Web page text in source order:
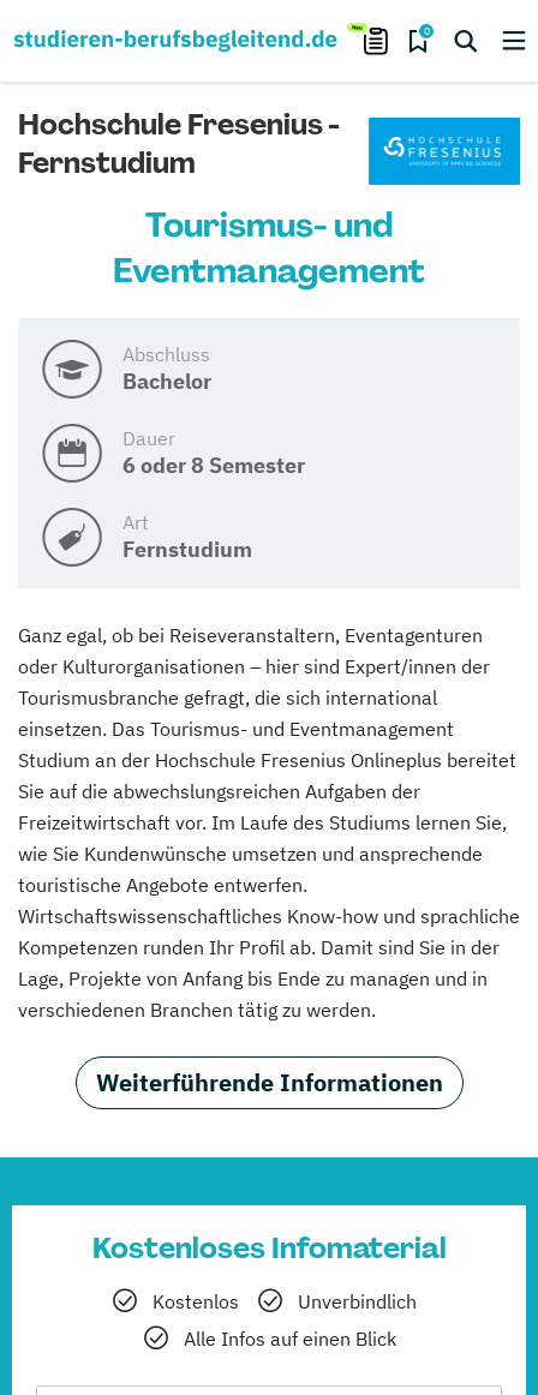
0
Hochschule Fresenius -
Fernstudium
Tourismus- und
Eventmanagement
Abschluss
Bachelor
Dauer
6 oder 8 Semester
Art
Fernstudium
Ganz egal, ob bei Reiseveranstaltern, Eventagenturen
oder Kulturorganisationen – hier sind Expert/innen der
Tourismusbranche gefragt, die sich international
einsetzen. Das Tourismus- und Eventmanagement
Studium an der Hochschule Fresenius Onlineplus bereitet
Sie auf die abwechslungsreichen Aufgaben der
Freizeitwirtschaft vor. Im Laufe des Studiums lernen Sie,
wie Sie Kundenwünsche umsetzen und ansprechende
touristische Angebote entwerfen.
Wirtschaftswissenschaftliches Know-how und sprachliche
Kompetenzen runden Ihr Profil ab. Damit sind Sie in der
Lage, Projekte von Anfang bis Ende zu managen und in
verschiedenen Branchen tätig zu werden.
Weiterführende Informationen
Kostenloses Infomaterial
Kostenlos
Unverbindlich
Alle Infos auf einen Blick